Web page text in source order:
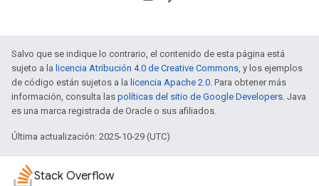
Salvo que se indique lo contrario, el contenido de esta página está
sujeto a la licencia Atribución 4.0 de Creative Commons, y los ejemplos
de código están sujetos a la licencia Apache 2.0. Para obtener más
información, consulta las políticas del sitio de Google Developers. Java
es una marca registrada de Oracle o sus afiliados.
Última actualización: 2025-10-29 (UTC)
Stack Overflow